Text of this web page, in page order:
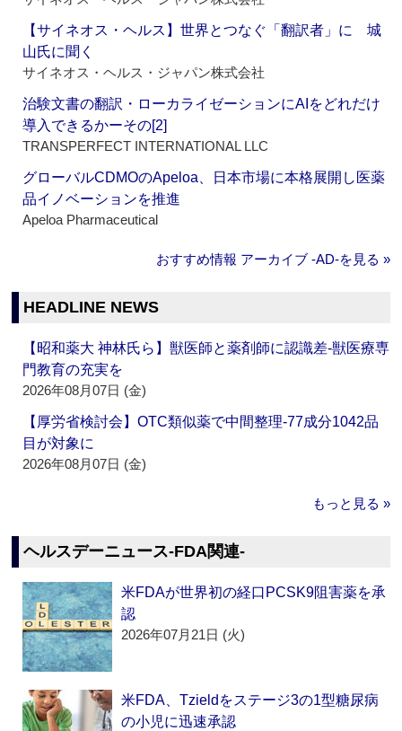
【サイネオス・ヘルス】世界とつなぐ「翻訳者」に 城
山氏に聞く
サイネオス・ヘルス・ジャパン株式会社
治験文書の翻訳・ローカライゼーションにAIをどれだけ
導入できるかーその[2]
TRANSPERFECT INTERNATIONAL LLC
グローバルCDMOのApeloa、日本市場に本格展開し医薬
品イノベーションを推進
Apeloa Pharmaceutical
おすすめ情報 アーカイブ ‐AD‐を見る »
HEADLINE NEWS
【昭和薬大 神林氏ら】獣医師と薬剤師に認識差‐獣医療専
門教育の充実を
2026年08月07日 (金)
【厚労省検討会】OTC類似薬で中間整理‐77成分1042品
目が対象に
2026年08月07日 (金)
もっと見る »
ヘルスデーニュース‐FDA関連‐
米FDAが世界初の経口PCSK9阻害薬を承
認
2026年07月21日 (火)
米FDA、Tzieldをステージ3の1型糖尿病
の小児に迅速承認